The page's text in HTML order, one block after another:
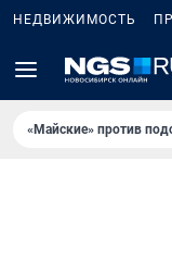
НЕДВИЖИМОСТЬ
«Майские» против